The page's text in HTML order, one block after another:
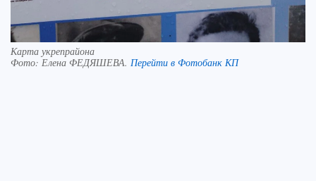
Карта укрепрайона
Фото: Елена ФЕДЯШЕВА. Перейти в Фотобанк КП